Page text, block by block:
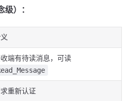
）：
端有待读消息，可读
重新认证